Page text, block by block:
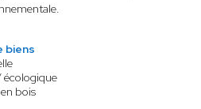
biens
écologique
bois